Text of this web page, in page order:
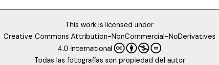
This work is licensed under
Creative Commons Attribution-NonCommercial-NoDerivatives
4.0 International
Todas las fotografías son propiedad del autor